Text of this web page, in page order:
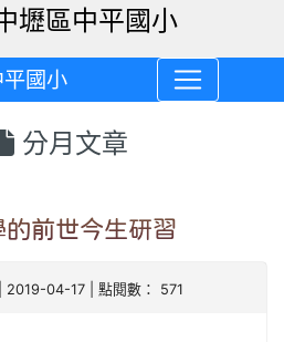
國小
分月文章
前世今生研習
| 2019-04-17 | 點閱數： 571